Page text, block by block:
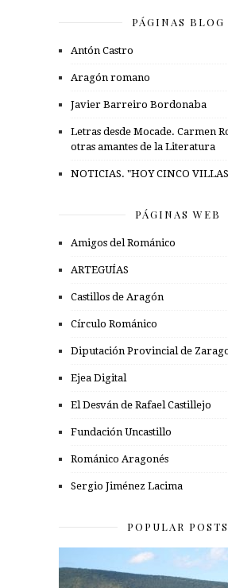
PÁGINAS BLOG
Antón Castro
Aragón romano
Javier Barreiro Bordonaba
Letras desde Mocade. Carmen
otras amantes de la Literatura
NOTICIAS. "HOY CINCO
PÁGINAS WEB
Amigos del Románico
ARTEGUÍAS
Castillos de Aragón
Círculo Románico
Diputación Provincial de
Ejea Digital
El Desván de Rafael Castillejo
Fundación Uncastillo
Románico Aragonés
Sergio Jiménez Lacima
POPULAR POSTS